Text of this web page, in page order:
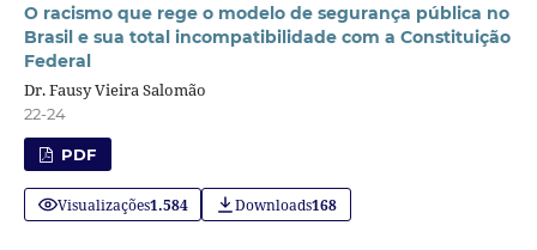
O racismo que rege o modelo de segurança pública no
Brasil e sua total incompatibilidade com a Constituição
Federal
Dr. Fausy Vieira Salomão
22-24
PDF
Visualizações1.584 Downloads168